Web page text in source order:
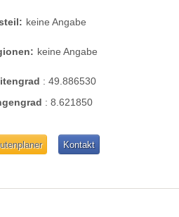
keine Angabe
keine Angabe
:49.886530
:8.621850
Kontakt